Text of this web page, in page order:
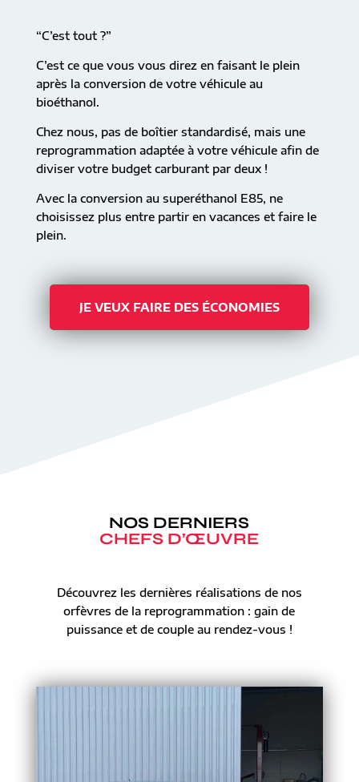
“C’est tout ?”
C’est ce que vous vous direz en faisant le plein
après la conversion de votre véhicule au
bioéthanol.
Chez nous, pas de boîtier standardisé, mais une
reprogrammation adaptée à votre véhicule afin de
diviser votre budget carburant par deux !
Avec la conversion au superéthanol E85, ne
choisissez plus entre partir en vacances et faire le
plein.
JE VEUX FAIRE DES ÉCONOMIES
NOS DERNIERS
CHEFS D’ŒUVRE
Découvrez les dernières réalisations de nos
orfèvres de la reprogrammation : gain de
puissance et de couple au rendez-vous !